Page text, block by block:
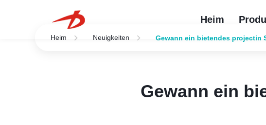
Heim
Heim Neuigkeiten Gewann ein bietendes projectin
Gewann ein